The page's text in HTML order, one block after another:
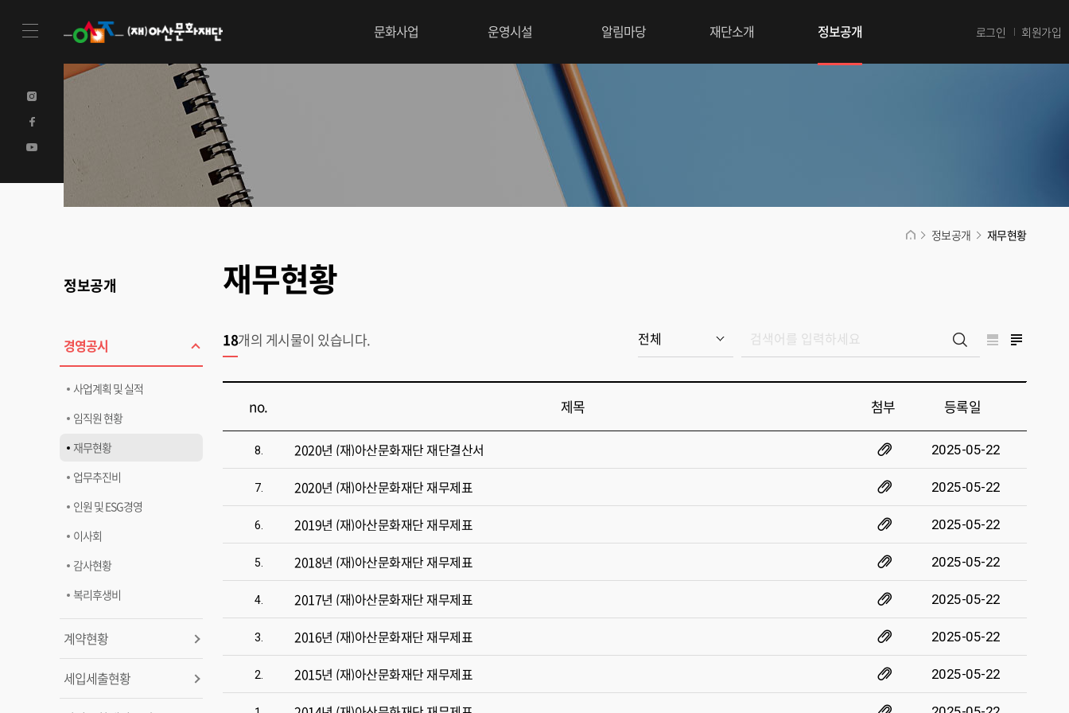
문화사업 운영시설 알림마당 재단소개 정보공개 로그인 회원가입
정보공개
경영공시
사업계획 및 실적
임직원 현황
재무현황
업무추진비
인원 및 ESG경영
이사회
감사현황
복리후생비
계약현황
세입세출현황
정보공개 재무현황
재무현황
18개의 게시물이 있습니다.
no. 제목 첨부 등록일
8. 2020년 (재)아산문화재단 재단결산서 2025-05-22
7. 2020년 (재)아산문화재단 재무제표 2025-05-22
6. 2019년 (재)아산문화재단 재무제표 2025-05-22
5. 2018년 (재)아산문화재단 재무제표 2025-05-22
4. 2017년 (재)아산문화재단 재무제표 2025-05-22
3. 2016년 (재)아산문화재단 재무제표 2025-05-22
2. 2015년 (재)아산문화재단 재무제표 2025-05-22